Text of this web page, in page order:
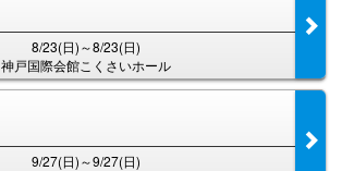
8/23(日)～8/23(日)
神戸国際会館こくさいホール
9/27(日)～9/27(日)